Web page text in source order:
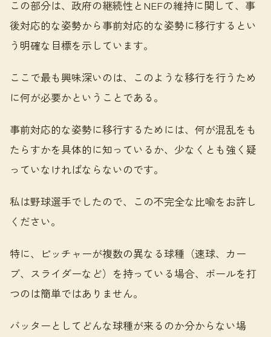
この部分は、政府の継続性とNEFの維持に関して、事
後対応的な姿勢から事前対応的な姿勢に移行するとい
う明確な目標を示しています。
ここで最も興味深いのは、このような移行を行うため
に何が必要かということである。
事前対応的な姿勢に移行するためには、何が混乱をも
たらすかを具体的に知っているか、少なくとも強く疑
っていなければならないのです。
私は野球選手でしたので、この不完全な比喩をお許し
ください。
特に、ピッチャーが複数の異なる球種（速球、カー
ブ、スライダーなど）を持っている場合、ボールを打
つのは簡単ではありません。
バッターとしてどんな球種が来るのか分からない場